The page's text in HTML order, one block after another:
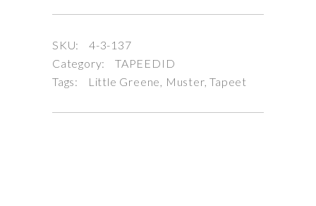
SKU:
4-3-137
Category:
TAPEEDID
Tags:
Little Greene, Muster,Tapeet